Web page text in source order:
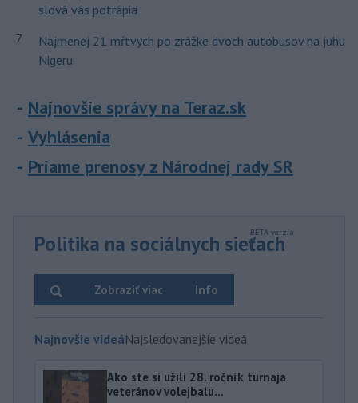
slová vás potrápia
7
Najmenej 21 mŕtvych po zrážke dvoch autobusov na juhu
Nigeru
Najnovšie správy na Teraz.sk
Vyhlásenia
Priame prenosy z Národnej rady SR
Politika na sociálnych sieťach
Info
Zobraziť viac
Najnovšie videáNajsledovanejšie videá
Ako ste si užili 28. ročník turnaja
veteránov volejbalu...